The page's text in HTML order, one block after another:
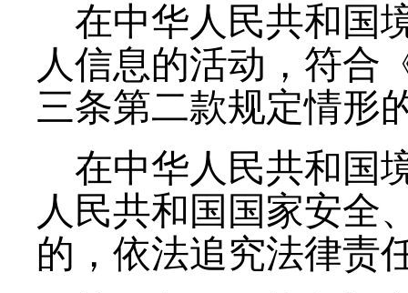
在中华人民共和国
人信息的活动，符合
三条第二款规定情形
在中华人民共和国
人民共和国国家安全
的，依法追究法律责